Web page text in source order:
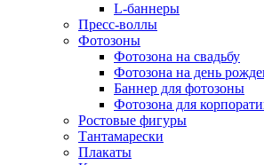
L-баннеры
Пресс-воллы
Фотозоны
Фотозона на свадьбу
Фотозона на день
Баннер для фотозоны
Фотозона для
Ростовые фигуры
Тантамарески
Плакаты